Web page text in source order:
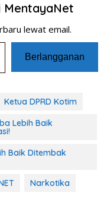
MentayaNet
lewat email.
Berlangganan
Ketua DPRD Kotim
Lebih Baik
Baik Ditembak
Narkotika